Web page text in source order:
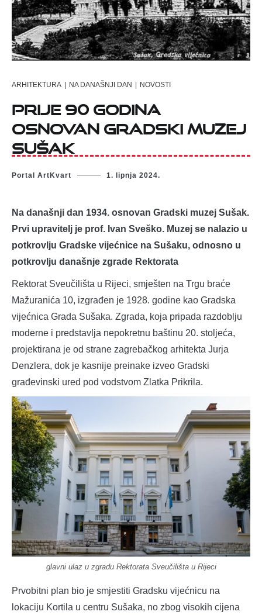
ARHITEKTURA | NA DANAŠNJI DAN | NOVOSTI
Prije 90 godina
osnovan Gradski muzej
Sušak
Portal ArtKvart 1. lipnja 2024.
Na današnji dan 1934. osnovan Gradski muzej Sušak.
Prvi upravitelj je prof. Ivan Sveško. Muzej se nalazio u
potkrovlju Gradske vijećnice na Sušaku, odnosno u
potkrovlju današnje zgrade Rektorata
Rektorat Sveučilišta u Rijeci, smješten na Trgu braće
Mažuranića 10, izgrađen je 1928. godine kao Gradska
vijećnica Grada Sušaka. Zgrada, koja pripada razdoblju
moderne i predstavlja nepokretnu baštinu 20. stoljeća,
projektirana je od strane zagrebačkog arhitekta Jurja
Denzlera, dok je kasnije preinake izveo Gradski
građevinski ured pod vodstvom Zlatka Prikrila.
glavni ulaz u zgradu Rektorata Sveučilišta u Rijeci
Prvobitni plan bio je smjestiti Gradsku vijećnicu na
lokaciju Kortila u centru Sušaka, no zbog visokih cijena